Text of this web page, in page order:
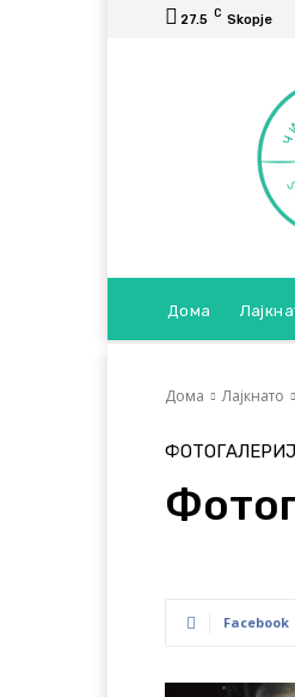
27.5 C Skopje
Дома
Дома Лајкнато
Facebook